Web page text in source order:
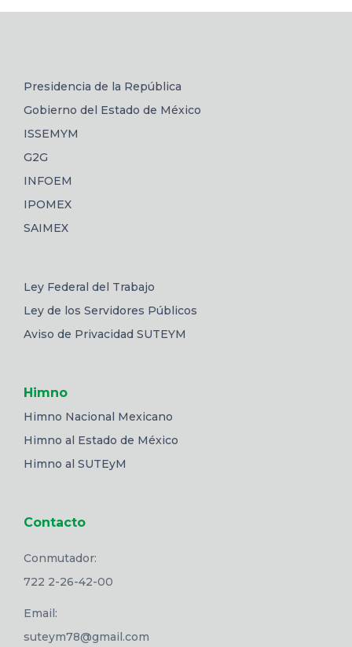
Presidencia de la República
Gobierno del Estado de México
ISSEMYM
G2G
INFOEM
IPOMEX
SAIMEX
Ley Federal del Trabajo
Ley de los Servidores Públicos
Aviso de Privacidad SUTEYM
Himno
Himno Nacional Mexicano
Himno al Estado de México
Himno al SUTEyM
Contacto
Conmutador:
722 2-26-42-00
Email:
suteym78@gmail.com